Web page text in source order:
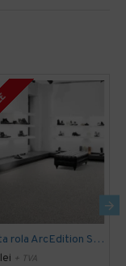
Mocheta rola ArcEdition SIRIOUS AB
+ TVA